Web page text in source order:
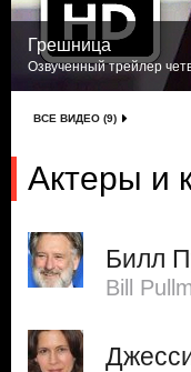
Грешница
Озвученный трейлер
ВСЕ ВИДЕО (9)
Актеры и
Билл
Bill